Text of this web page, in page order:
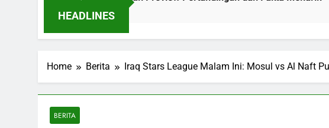
HEADLINES
Home Berita Iraq Stars League Malam Ini: Mosul vs Al Naft
BERITA